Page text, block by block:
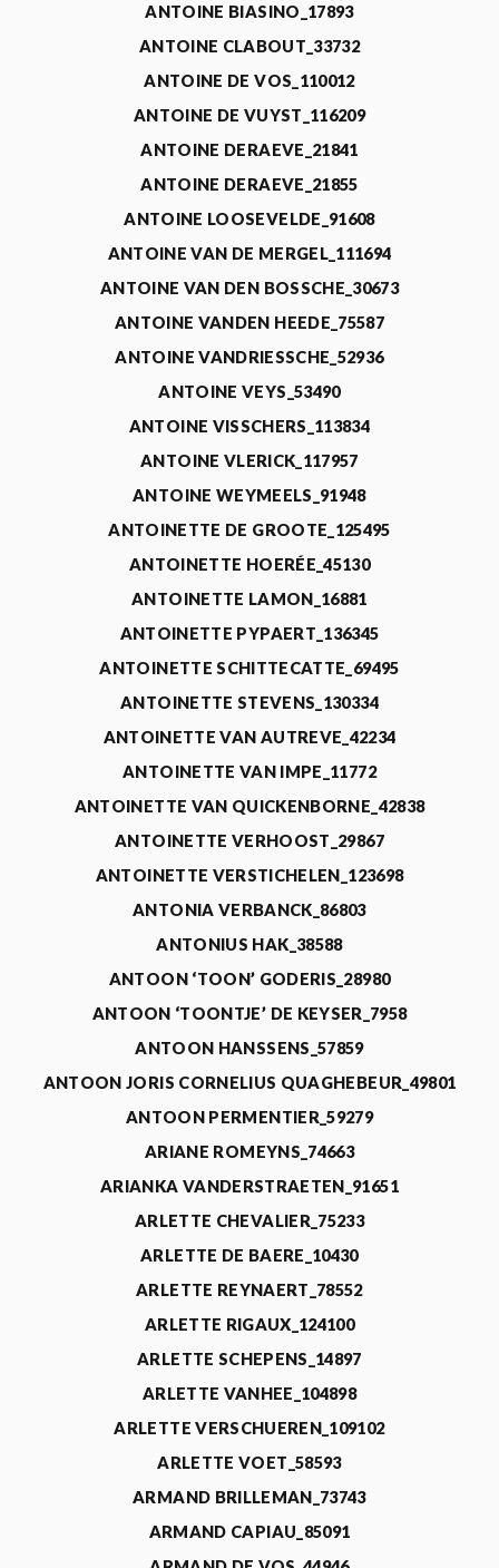
ANTOINE BIASINO_17893
ANTOINE CLABOUT_33732
ANTOINE DE VOS_110012
ANTOINE DE VUYST_116209
ANTOINE DERAEVE_21841
ANTOINE DERAEVE_21855
ANTOINE LOOSEVELDE_91608
ANTOINE VAN DE MERGEL_111694
ANTOINE VAN DEN BOSSCHE_30673
ANTOINE VANDEN HEEDE_75587
ANTOINE VANDRIESSCHE_52936
ANTOINE VEYS_53490
ANTOINE VISSCHERS_113834
ANTOINE VLERICK_117957
ANTOINE WEYMEELS_91948
ANTOINETTE DE GROOTE_125495
ANTOINETTE HOERÉE_45130
ANTOINETTE LAMON_16881
ANTOINETTE PYPAERT_136345
ANTOINETTE SCHITTECATTE_69495
ANTOINETTE STEVENS_130334
ANTOINETTE VAN AUTREVE_42234
ANTOINETTE VAN IMPE_11772
ANTOINETTE VAN QUICKENBORNE_42838
ANTOINETTE VERHOOST_29867
ANTOINETTE VERSTICHELEN_123698
ANTONIA VERBANCK_86803
ANTONIUS HAK_38588
ANTOON ‘TOON’ GODERIS_28980
ANTOON ‘TOONTJE’ DE KEYSER_7958
ANTOON HANSSENS_57859
ANTOON JORIS CORNELIUS QUAGHEBEUR_49801
ANTOON PERMENTIER_59279
ARIANE ROMEYNS_74663
ARIANKA VANDERSTRAETEN_91651
ARLETTE CHEVALIER_75233
ARLETTE DE BAERE_10430
ARLETTE REYNAERT_78552
ARLETTE RIGAUX_124100
ARLETTE SCHEPENS_14897
ARLETTE VANHEE_104898
ARLETTE VERSCHUEREN_109102
ARLETTE VOET_58593
ARMAND BRILLEMAN_73743
ARMAND CAPIAU_85091